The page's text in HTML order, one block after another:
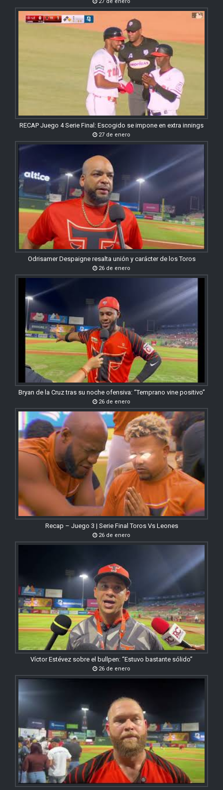
RECAP Juego 4 Serie Final: Escogido se impone en extra innings
27 de enero
Odrisamer Despaigne resalta unión y carácter de los Toros
26 de enero
Bryan de la Cruz tras su noche ofensiva: “Temprano vine positivo”
26 de enero
Recap – Juego 3 | Serie Final Toros Vs Leones
26 de enero
Víctor Estévez sobre el bullpen: “Estuvo bastante sólido”
26 de enero